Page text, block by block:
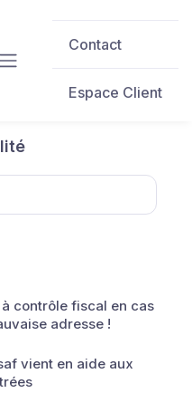
Contact
Espace Client
à contrôle fiscal en cas
adresse !
vient en aide aux